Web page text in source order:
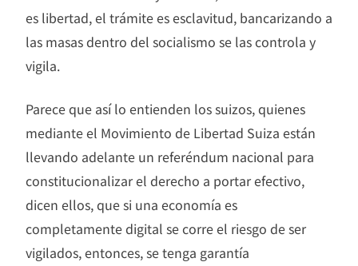
es libertad, el trámite es esclavitud, bancarizando a
las masas dentro del socialismo se las controla y
vigila.
Parece que así lo entienden los suizos, quienes
mediante el Movimiento de Libertad Suiza están
llevando adelante un referéndum nacional para
constitucionalizar el derecho a portar efectivo,
dicen ellos, que si una economía es
completamente digital se corre el riesgo de ser
vigilados, entonces, se tenga garantía